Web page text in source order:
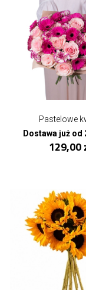
Pastelowe
Dostawa już od
129,00